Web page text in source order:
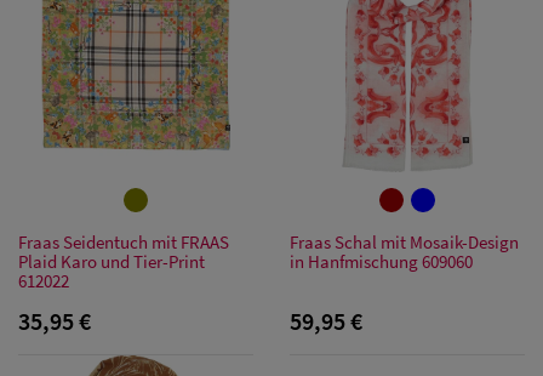
& Visoren
Herren
Snapback Caps
Fraas Seidentuch mit FRAAS
Plaid Karo und Tier-Print
612022
35,95 €
Fraas Schal mit Mosaik-Design
in Hanfmischung 609060
59,95 €